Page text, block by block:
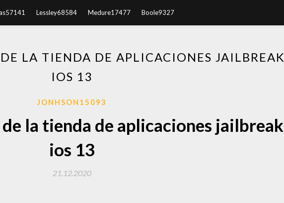
Lessley68584 Medure17477 Boole9327
LA TIENDA DE APLICACIONES JAILBREAK
IOS 13
JONHSON15093
la tienda de aplicaciones jailbreak
ios 13
21.12.2020